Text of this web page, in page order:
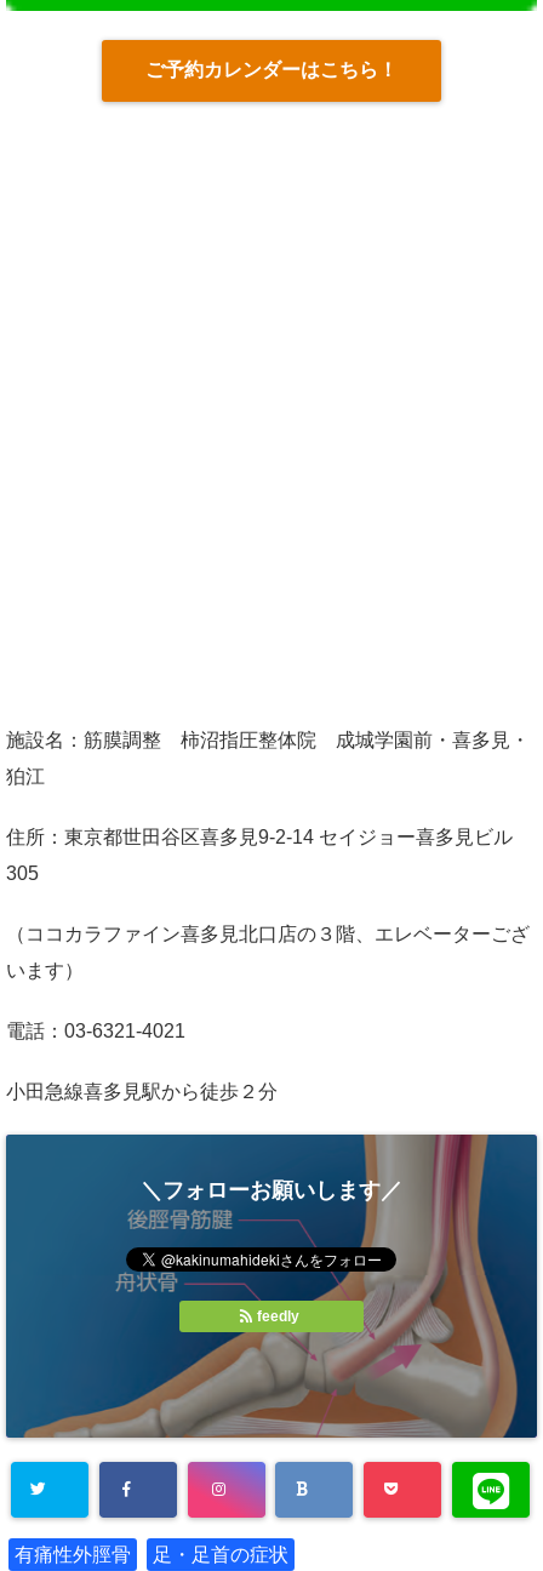
ご予約カレンダーはこちら！
施設名：筋膜調整 柿沼指圧整体院 成城学園前・喜多見・
狛江
住所：東京都世田谷区喜多見9-2-14 セイジョー喜多見ビル
305
（ココカラファイン喜多見北口店の３階、エレベーターござ
います）
電話：03-6321-4021
小田急線喜多見駅から徒歩２分
＼フォローお願いします／
feedly
有痛性外脛骨 足・足首の症状